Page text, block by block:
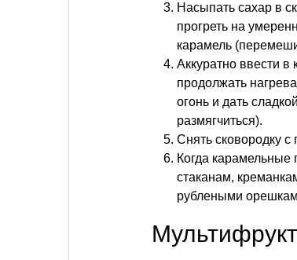
Насыпать сахар в
прогреть на
карамель
Аккуратно ввести в
продолжать
огонь и дать
размягчиться).
Снять сковородку
Когда карамельные
стаканам,
рублеными